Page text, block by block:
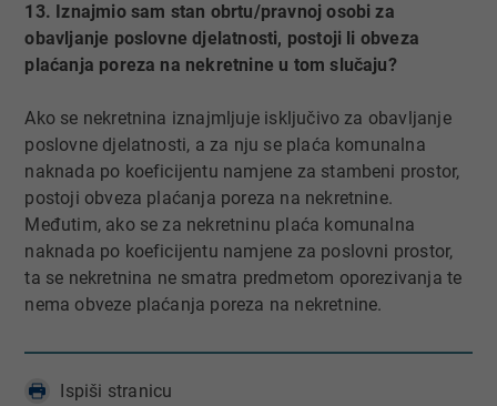
13. Iznajmio sam stan obrtu/pravnoj osobi za
obavljanje poslovne djelatnosti, postoji li obveza
plaćanja poreza na nekretnine u tom slučaju?
Ako se nekretnina iznajmljuje isključivo za obavljanje
poslovne djelatnosti, a za nju se plaća komunalna
naknada po koeficijentu namjene za stambeni prostor,
postoji obveza plaćanja poreza na nekretnine.
Međutim, ako se za nekretninu plaća komunalna
naknada po koeficijentu namjene za poslovni prostor,
ta se nekretnina ne smatra predmetom oporezivanja te
nema obveze plaćanja poreza na nekretnine.
Ispiši stranicu